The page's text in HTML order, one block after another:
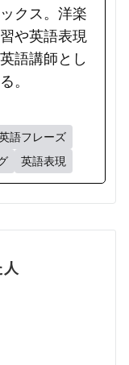
クス。洋楽
や英語表現
語講師とし
。
語フレーズ
英語表現